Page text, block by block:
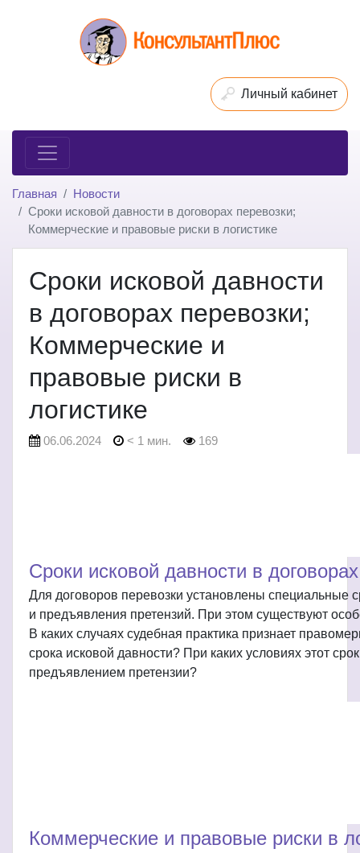
Личный кабинет
Главная
Новости
Сроки исковой давности в договорах перевозки;
Коммерческие и правовые риски в логистике
Сроки исковой давности
в договорах перевозки;
Коммерческие и
правовые риски в
логистике
06.06.2024 < 1 мин. 169
Сроки исковой давности в
Для договоров перевозки установлены специальные
и предъявления претензий. При этом существуют
В каких случаях судебная практика признает
срока исковой давности? При каких условиях этот
предъявлением претензии?
Коммерческие и правовые риски в